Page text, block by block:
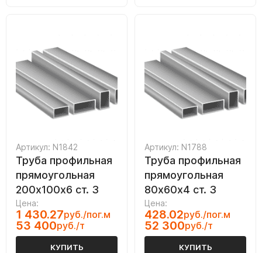
Артикул: N1842
Труба профильная
прямоугольная
200х100х6 ст. 3
Цена:
1 430.27руб./пог.м
53 400руб./т
КУПИТЬ
Артикул: N1788
Труба профильная
прямоугольная
80х60х4 ст. 3
Цена:
428.02руб./пог.м
52 300руб./т
КУПИТЬ